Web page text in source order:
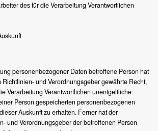
des für die Verarbeitung Verantwortlichen
personenbezogener Daten betroffene Person hat
und Verordnungsgeber gewährte Recht,
Verarbeitung Verantwortlichen unentgeltliche
Person gespeicherten personenbezogenen
Auskunft zu erhalten. Ferner hat der
und Verordnungsgeber der betroffenen Person